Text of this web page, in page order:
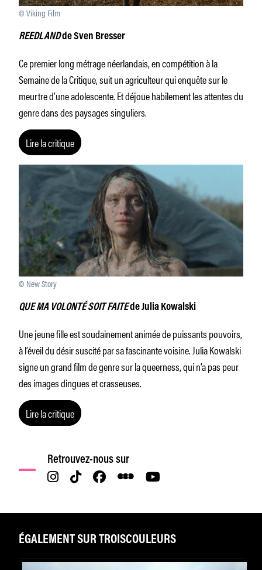
© Viking Film
REEDLANDde Sven Bresser
Ce premier long métrage néerlandais, en compétition à la
Semaine de la Critique, suit un agriculteur qui enquête sur le
meurtre d’une adolescente. Et déjoue habilement les attentes du
genre dans des paysages singuliers.
Lire la critique
© New Story
QUE MA VOLONTÉ SOIT FAITEde Julia Kowalski
Une jeune fille est soudainement animée de puissants pouvoirs,
à l’éveil du désir suscité par sa fascinante voisine. Julia Kowalski
signe un grand film de genre sur la queerness, qui n’a pas peur
des images dingues et crasseuses.
Lire la critique
Retrouvez-nous sur
ÉGALEMENT SUR TROISCOULEURS